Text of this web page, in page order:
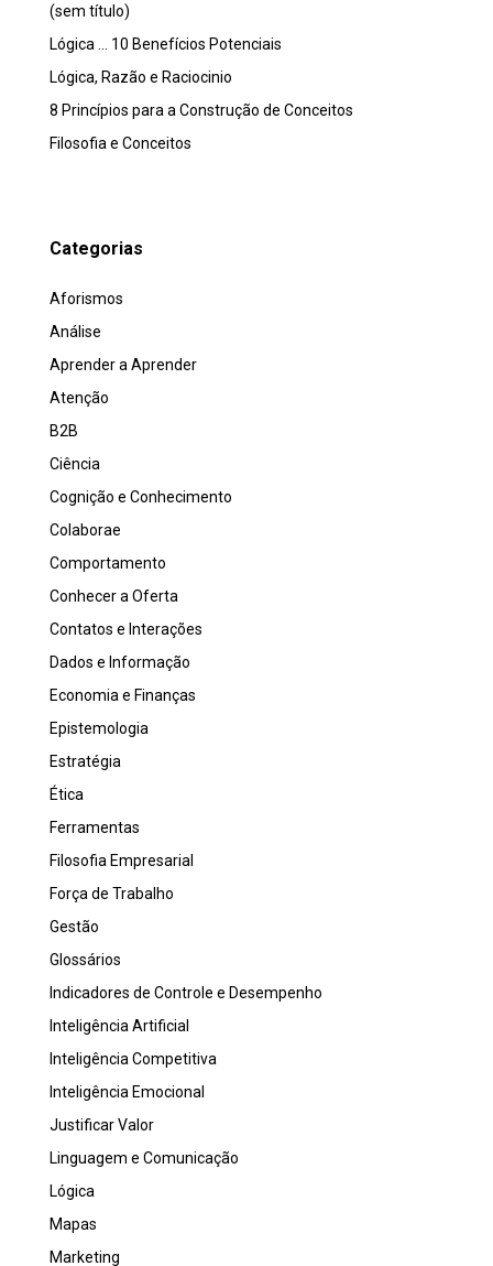
(sem título)
Lógica … 10 Benefícios Potenciais
Lógica, Razão e Raciocinio
8 Princípios para a Construção de Conceitos
Filosofia e Conceitos
Categorias
Aforismos
Análise
Aprender a Aprender
Atenção
B2B
Ciência
Cognição e Conhecimento
Colaborae
Comportamento
Conhecer a Oferta
Contatos e Interações
Dados e Informação
Economia e Finanças
Epistemologia
Estratégia
Ética
Ferramentas
Filosofia Empresarial
Força de Trabalho
Gestão
Glossários
Indicadores de Controle e Desempenho
Inteligência Artificial
Inteligência Competitiva
Inteligência Emocional
Justificar Valor
Linguagem e Comunicação
Lógica
Mapas
Marketing